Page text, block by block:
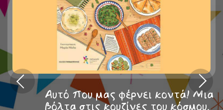
Αυτό που μας φέρνει κοντά! Μια